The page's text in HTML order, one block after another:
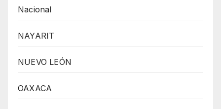
Nacional
NAYARIT
NUEVO LEÓN
OAXACA